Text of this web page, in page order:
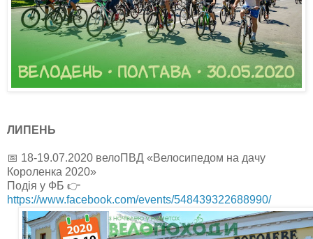
ЛИПЕНЬ
📅 18-19.07.2020 велоПВД «Велосипедом на дачу
Короленка 2020»
Подія у ФБ 👉
https://www.facebook.com/events/548439322688990/